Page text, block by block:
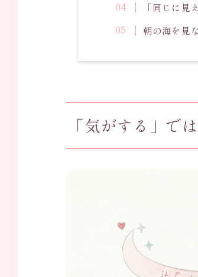
「同じに見
朝の海を見
「気がする」で